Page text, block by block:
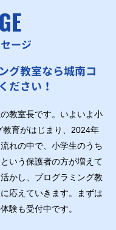
ージ
グ教室なら城南コ
ださい！
教室長です。いよいよ小
育がはじまり、2024年
れの中で、小学生のうち
いう保護者の方が増えて
かし、プログラミング教
応えていきます。まずは
験も受付中です。